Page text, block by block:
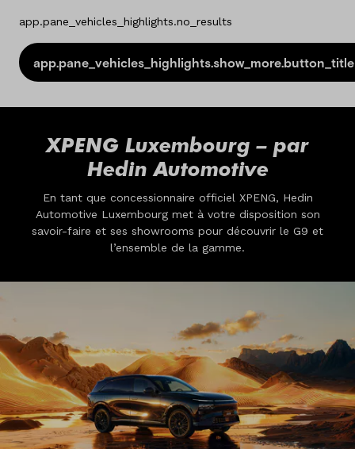
app.pane_vehicles_highlights.no_results
app.pane_vehicles_highlights.show_more.button_title
XPENG Luxembourg – par
Hedin Automotive
En tant que concessionnaire officiel XPENG, Hedin
Automotive Luxembourg met à votre disposition son
savoir-faire et ses showrooms pour découvrir le G9 et
l’ensemble de la gamme.